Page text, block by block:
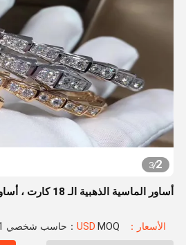
2
/
3
أساور الماسية الذهبية الـ 18 كارت ، أساور الثعبان المخصصة
الأسعار：USD MOQ：حاسب شخصي 1